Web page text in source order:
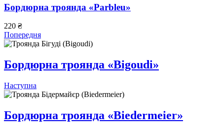
Бордюрна троянда «Parbleu»
220 ₴
Попередня
Бордюрна троянда «Bigoudi»
Наступна
Бордюрна троянда «Biedermeier»